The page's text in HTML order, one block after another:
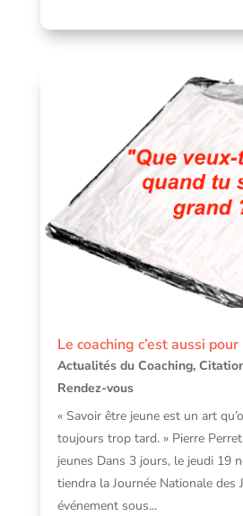
Le coaching c’est aussi
Actualités du Coaching,
Rendez-vous
« Savoir être jeune est un art
toujours trop tard. » Pierre
jeunes Dans 3 jours, le jeudi 19
tiendra la Journée Nationale des
événement sous...